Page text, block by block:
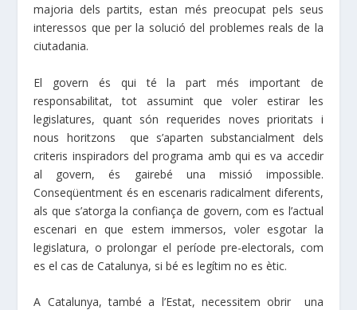
majoria dels partits, estan més preocupat pels seus
interessos que per la solució del problemes reals de la
ciutadania.
El govern és qui té la part més important de
responsabilitat, tot assumint que voler estirar les
legislatures, quant són requerides noves prioritats i
nous horitzons que s’aparten substancialment dels
criteris inspiradors del programa amb qui es va accedir
al govern, és gairebé una missió impossible.
Conseqüentment és en escenaris radicalment diferents,
als que s’atorga la confiança de govern, com es l’actual
escenari en que estem immersos, voler esgotar la
legislatura, o prolongar el període pre-electorals, com
es el cas de Catalunya, si bé es legítim no es ètic.
A Catalunya, també a l’Estat, necessitem obrir una